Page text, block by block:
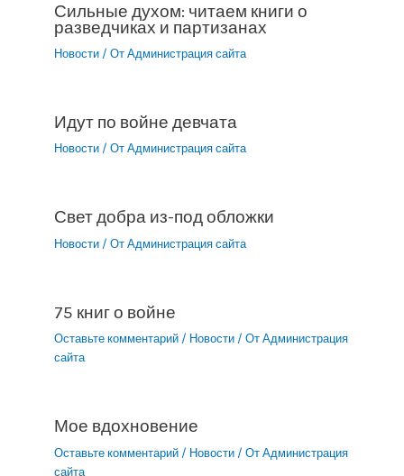
Сильные духом: читаем книги о
разведчиках и партизанах
Новости / От Администрация сайта
Идут по войне девчата
Новости / От Администрация сайта
Свет добра из-под обложки
Новости / От Администрация сайта
75 книг о войне
Оставьте комментарий / Новости / От Администрация
сайта
Мое вдохновение
Оставьте комментарий / Новости / От Администрация
сайта